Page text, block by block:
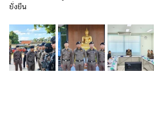
ยั่งยืน